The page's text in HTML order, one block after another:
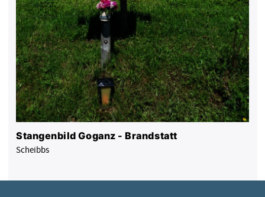
Stangenbild Goganz - Brandstatt
Scheibbs